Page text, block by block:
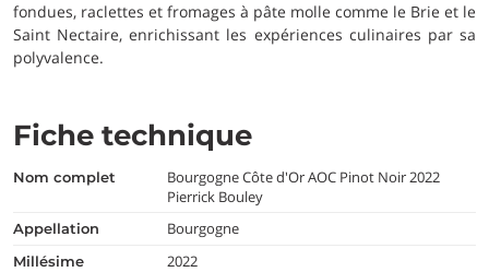
fondues, raclettes et fromages à pâte molle comme le Brie et le
Saint Nectaire, enrichissant les expériences culinaires par sa
polyvalence.
Fiche technique
nom complet
Bourgogne Côte d'Or AOC Pinot Noir 2022
Pierrick Bouley
appellation Bourgogne
millésime 2022